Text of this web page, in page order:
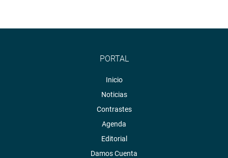
PORTAL
Inicio
Noticias
Contrastes
Agenda
Editorial
Damos Cuenta